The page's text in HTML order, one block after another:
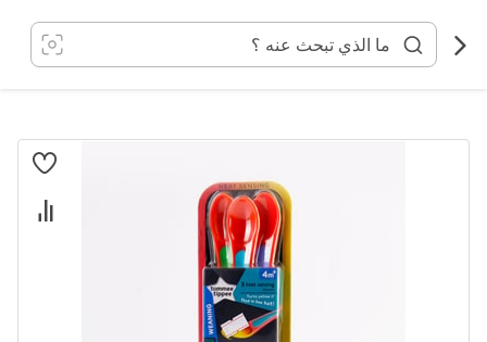
المحتوى
انتقل